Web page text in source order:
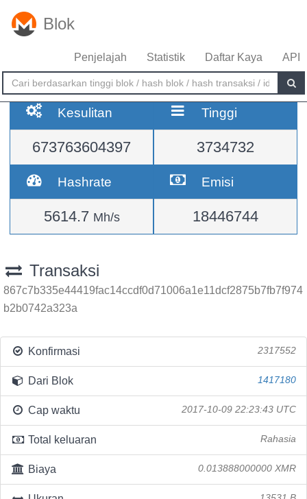
Blok
Penjelajah Statistik Daftar Kaya API
Kesulitan
673763604397
Tinggi
3734732
Hashrate
5614.7 Mh/s
Emisi
18446744
Transaksi
867c7b335e44419fac14ccdf0d71006a1e11dcf2875b7fb7f974
b2b0742a323a
Konfirmasi 2317552
Dari Blok 1417180
Cap waktu 2017-10-09 22:23:43 UTC
Total keluaran Rahasia
Biaya 0.013888000000 XMR